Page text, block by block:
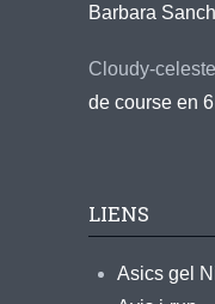
Barbara
Cloudy-celeste
de course en
LIENS
Asics gel